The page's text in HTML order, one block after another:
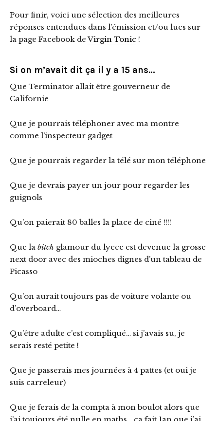
Pour finir, voici une sélection des meilleures
réponses entendues dans l’émission et/ou lues sur
la page Facebook deVirgin Tonic !
Si on m’avait dit ça il y a 15 ans…
Que Terminator allait être gouverneur de
Californie
Que je pourrais téléphoner avec ma montre
comme l’inspecteur gadget
Que je pourrais regarder la télé sur mon téléphone
Que je devrais payer un jour pour regarder les
guignols
Qu’on paierait 80 balles la place de ciné !!!!
Que la bitch glamour du lycee est devenue la grosse
next door avec des mioches dignes d’un tableau de
Picasso
Qu’on aurait toujours pas de voiture volante ou
d’overboard…
Qu’être adulte c’est compliqué… si j’avais su, je
serais resté petite !
Que je passerais mes journées à 4 pattes (et oui je
suis carreleur)
Que je ferais de la compta à mon boulot alors que